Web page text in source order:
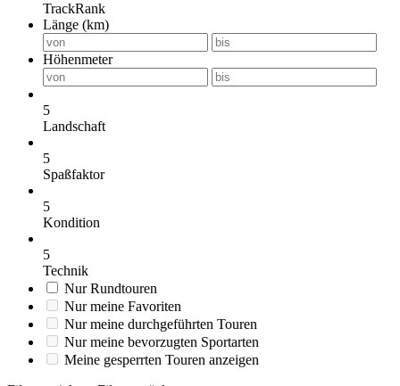
TrackRank
Länge (km)
Höhenmeter
5
Landschaft
5
Spaßfaktor
5
Kondition
5
Technik
Nur Rundtouren
Nur meine Favoriten
Nur meine durchgeführten Touren
Nur meine bevorzugten Sportarten
Meine gesperrten Touren anzeigen